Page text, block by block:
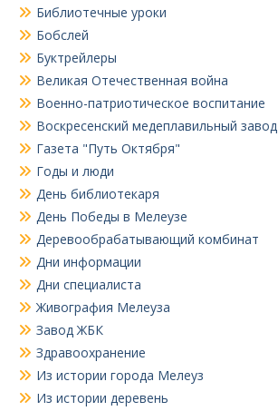
Библиотечные уроки
Бобслей
Буктрейлеры
Великая Отечественная война
Военно-патриотическое воспитание
Воскресенский медеплавильный завод
Газета "Путь Октября"
Годы и люди
День библиотекаря
День Победы в Мелеузе
Деревообрабатывающий комбинат
Дни информации
Дни специалиста
Живография Мелеуза
Завод ЖБК
Здравоохранение
Из истории города Мелеуз
Из истории деревень